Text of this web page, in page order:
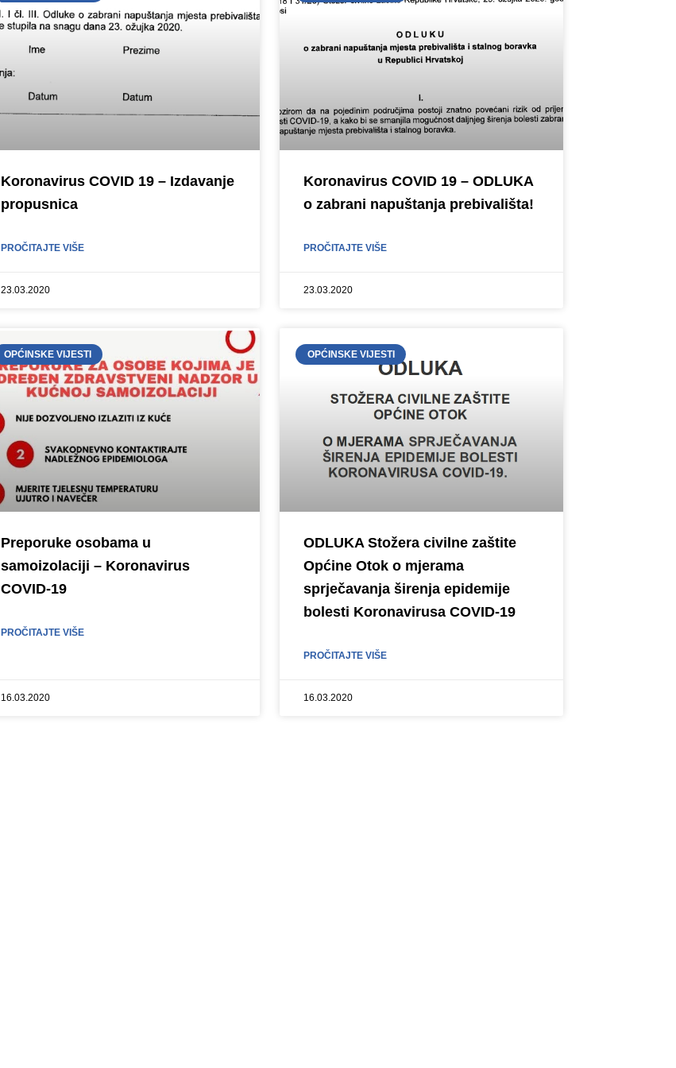
Koronavirus COVID 19 – Izdavanje
propusnica
PROČITAJTE VIŠE
23.03.2020
Koronavirus COVID 19 – ODLUKA
o zabrani napuštanja prebivališta!
PROČITAJTE VIŠE
23.03.2020
OPĆINSKE VIJESTI
Preporuke osobama u
samoizolaciji – Koronavirus
COVID-19
PROČITAJTE VIŠE
16.03.2020
OPĆINSKE VIJESTI
ODLUKA Stožera civilne zaštite
Općine Otok o mjerama
sprječavanja širenja epidemije
bolesti Koronavirusa COVID-19
PROČITAJTE VIŠE
16.03.2020